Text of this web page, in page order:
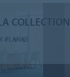
COLLECTION
PLANKS